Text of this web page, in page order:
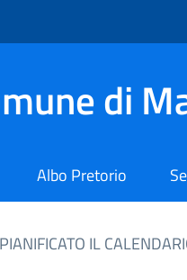
di
Albo Pretorio
PIANIFICATO IL